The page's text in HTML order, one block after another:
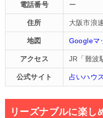
電話番号 ー
住所 大阪市浪
地図 Googleマ
アクセス JR「難波
公式サイト 占いハウ
リーズナブルに楽し